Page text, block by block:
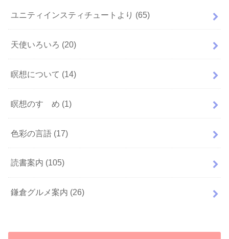
ユニティインスティチュートより (65)
天使いろいろ (20)
瞑想について (14)
瞑想のすゝめ (1)
色彩の言語 (17)
読書案内 (105)
鎌倉グルメ案内 (26)